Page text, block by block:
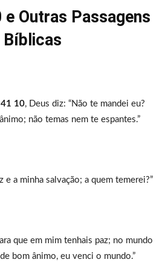
e Outras Passagens
Bíblicas
10, Deus diz: “Não te mandei eu?
não temas nem te espantes.”
e a minha salvação; a quem temerei?”
que em mim tenhais paz; no mundo
bom ânimo, eu venci o mundo.”